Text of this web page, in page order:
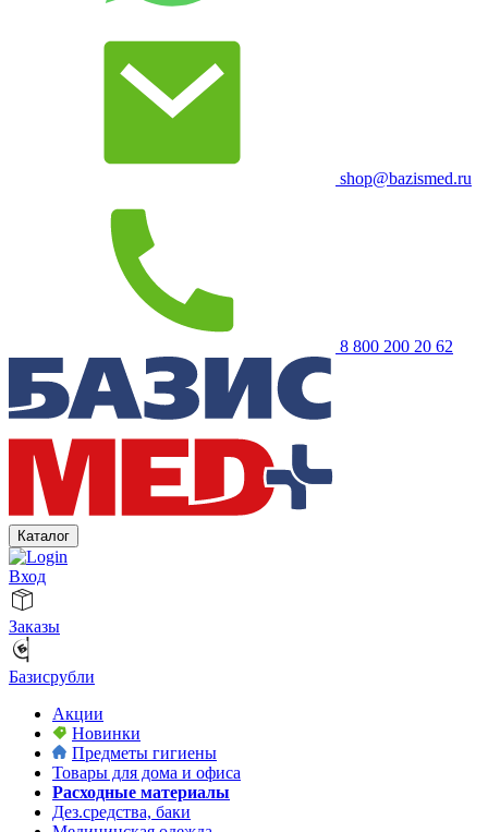
shop@bazismed.ru
8 800 200 20 62
Каталог
Вход
Заказы
Базисрубли
Акции
Новинки
Предметы гигиены
Товары для дома и офиса
Расходные материалы
Дез.средства, баки